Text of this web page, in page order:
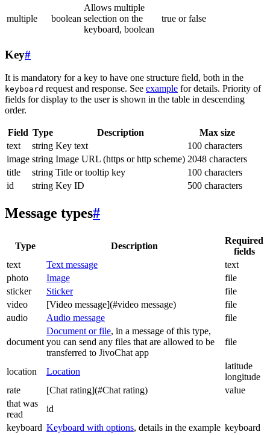
multiple boolean
Allows multiple
selection on the
keyboard, boolean
true or false
Key#
It is mandatory for a key to have one structure field, both in the
keyboard request and response. See example for details. Priority of
fields for display to the user is shown in the table in descending
order.
Field Type Description
Max size
text
string Key text
100 characters
image string Image URL (https or http scheme) 2048 characters
title
string Title or tooltip key
100 characters
id
string Key ID 500 characters
Message types#
Type Description
Required
fields
text
Text message
text
photo
Image
file
sticker
Sticker
file
video
[Video message](#video message)
file
audio
Audio message file
document
Document or file, in a message of this type,
you can send any files that are allowed to be
transferred to JivoChat app
file
location Location
latitude
longitude
rate
[Chat rating](#Chat rating)
value
that was
read
id
keyboard Keyboard with options, details in the example keyboard